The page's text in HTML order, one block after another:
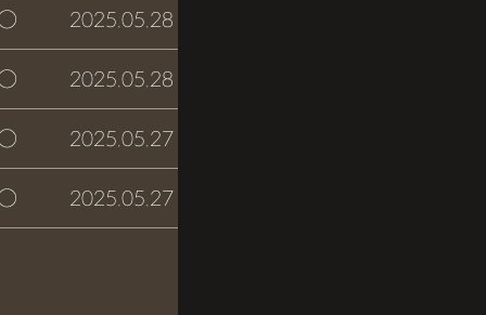
2025.05.28
2025.05.28
2025.05.27
2025.05.27